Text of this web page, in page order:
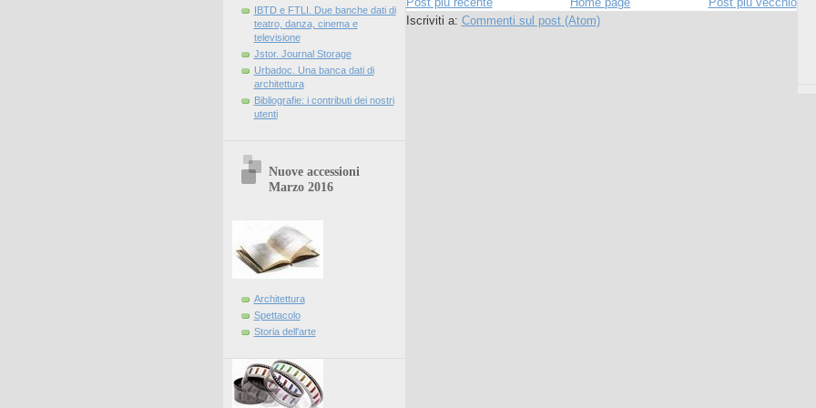
IBTD e FTLI. Due banche dati di
teatro, danza, cinema e
televisione
Jstor. Journal Storage
Urbadoc. Una banca dati di
architettura
Bibliografie: i contributi dei nostri
utenti
Nuove accessioni
Marzo 2016
Architettura
Spettacolo
Storia dell'arte
Iscriviti a: Commenti sul post (Atom)